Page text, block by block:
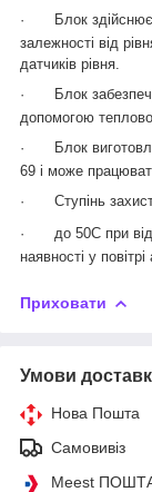
·
Блок
залежності від
датчиків рівня.
·
Блок
допомогою
·
Блок
69 і може
·
Ступінь
·
до 50C при
наявності у
Приховати
Умови
Нова Пошта
Самовивіз
Meest